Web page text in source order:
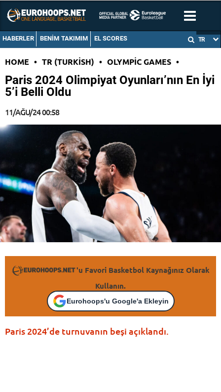
HABERLER BENIM TAKIMIM EL SCORES TR
HOME • TR (TURKISH) • OLYMPIC GAMES •
Paris 2024 Olimpiyat Oyunları’nın En İyi
5’i Belli Oldu
11/AĞU/24 00:58
'u Favori Basketbol Kaynağınız Olarak
Kullanın.
Eurohoops'u Google'a Ekleyin
Paris 2024’de turnuvanın beşi açıklandı.